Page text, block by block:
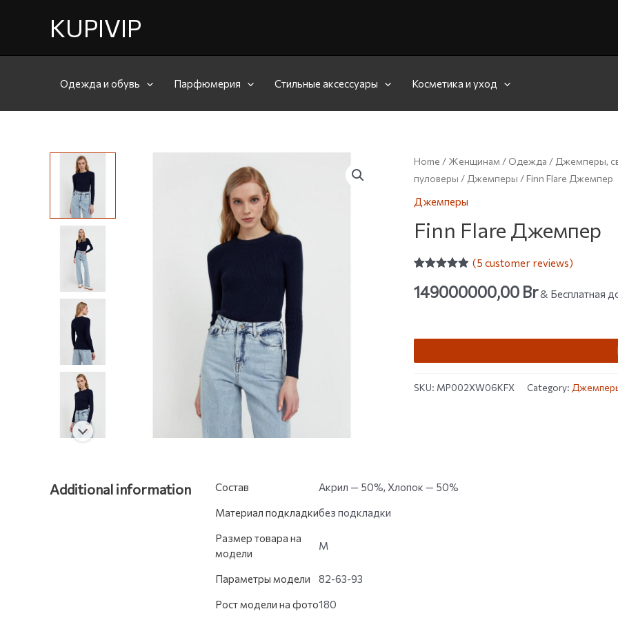
KUPIVIP
Одежда и обувь Парфюмерия Стильные аксессуары Косметика и уход
Home / Женщинам / Одежда / Джемперы,
пуловеры / Джемперы / Finn Flare Джемпер
Джемперы
Finn Flare Джемпер
out of 5
based on
(5 customer reviews)
149000000,00 Br& Бесплатная
SKU: MP002XW06KFX Category:
Additional information Состав Акрил — 50%, Хлопок — 50%
Материал подкладкибез подкладки
Размер товара на
модели
M
Параметры модели 82-63-93
Рост модели на фото180